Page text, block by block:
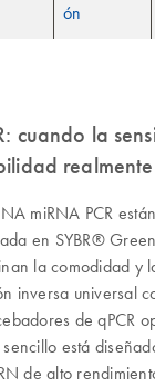
ón
cuando la
miRNA PCR
en SYBR®
la comodidad y
inversa universal
de qPCR
está
de alto